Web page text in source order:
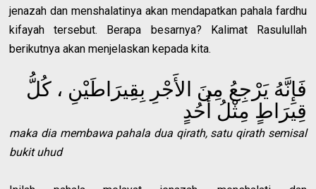
jenazah dan menshalatinya akan mendapatkan pahala fardhu
kifayah tersebut. Berapa besarnya? Kalimat Rasulullah
berikutnya akan menjelaskan kepada kita.
فَإِنَّهُ يَرْجِعُ مِنَ الأَجْرِ بِقِيرَاطَيْنِ ، كُلُّ
قِيرَاطٍ مِثْلُ أُحُدٍ
maka dia membawa pahala dua qirath, satu qirath semisal
bukit uhud